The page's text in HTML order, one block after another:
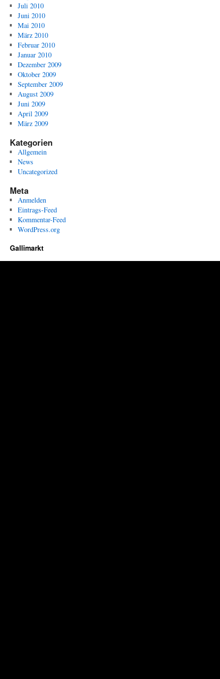
Juli 2010
Juni 2010
Mai 2010
März 2010
Februar 2010
Januar 2010
Dezember 2009
Oktober 2009
September 2009
August 2009
Juni 2009
April 2009
März 2009
Kategorien
Allgemein
News
Uncategorized
Meta
Anmelden
Eintrags-Feed
Kommentar-Feed
WordPress.org
Gallimarkt